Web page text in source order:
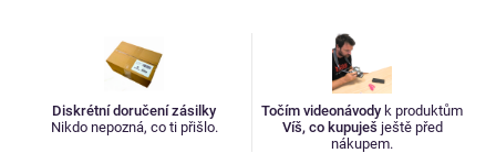
Diskrétní doručení zásilky
Nikdo nepozná, co ti přišlo.
Točím videonávody k produktům
Víš, co kupuješ ještě před
nákupem.